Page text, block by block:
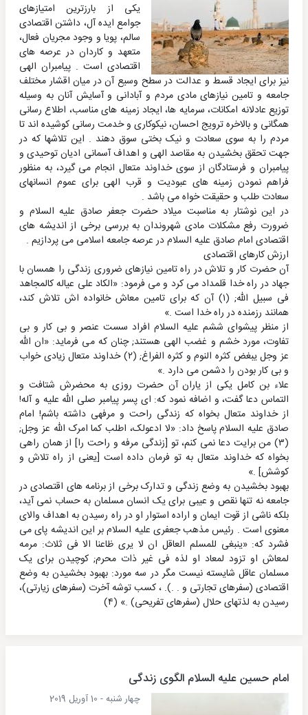
یکی از بارزترین امتیازهای
جوامع ایده آل، داشتن اقتصادی
سالم، پویا و وجود مجریان فعال،
متعهد و کاردان در عرصه های
اقتصادی است . پیامبران الهی
نیز برای ایجاد قسط و عدالت در سطح وسیع آن در میان اقشار مختلف
جامعه و تامین نیازهای مادی مردم و آبادانی و آسایش آنان به وسیله
توزیع عادلانه امکانات، سرمایه ها، ایجاد زمینه های مناسب، اطلاع رسانی
همگانی و بالاخره ترویج احسان، نیکوکاری و خدمت رسانی کوشیده اند تا
مردم را به سوی سعادت و نیک بختی سوق دهند . این تلاشها که در
جهت تحقق بخشیدن به مقاصد الهی و اهداف آسمانی ادیان توحیدی و
پیامبران و فرستادگان از سوی خداوند متعال انجام می گیرد، به منظور
فراهم نمودن زمینه های عبودیت و قرب الهی برای عموم انسانهای
سعادت طلب و حقیقت خواه می باشد .
در این نوشتار به مناسبت میلاد حضرت جعفر صادق علیه السلام و
ضرورت رفع مشکلات مادی شهروندان به بررسی برخی از اندیشه های
اقتصادی امام صادق علیه السلام در عرصه جامعه اسلامی می پردازیم .
ارزش کارهای اقتصادی
آن حضرت کار و تلاش در راه تامین نیازهای ضروری زندگی را همسان با
جهاد در راه خدا قلمداد می کرد و می فرمود: «الکاد علی عیاله کالمجاهد
فی سبیل الله; (۱) آن که برای تامین معاش خانواده اش تلاش کند،
همانند رزمنده در راه خدا است .»
از منظر پیشوای ششم علیه السلام افراد سست عنصر و بی کار و بی
تفاوت، مورد خشم و غضب الهی هستند; چنان که می فرماید: «ان الله
عز وجل یبغض کثره النوم و کثره الفراغ; (۲) خداوند متعال زیادی خواب
و بی کار بودن را دشمن می دارد .»
علاء بن کامل یکی از یاران آن حضرت روزی به محضرش شتافت و
التماس دعا گفت، و اضافه نمود که: ای پسر پیامبر صلی الله علیه و آله!
از خداوند متعال بخواه که زندگی راحت و مرفهی داشته باشم! امام
صادق علیه السلام پاسخ داد: «لا ادعولک، اطلب کما امرک الله عز وجل;
(۳) من برایت دعا نمی کنم، تو [زندگی مرفه و راحت را] از همان راهی
بخواه که خداوند متعال به تو فرمان داده است [یعنی از راه تلاش و
کوشش] .»
بهبود بخشیدن به وضع زندگی و تدارک برخی از برنامه های اقتصادی در
جامعه نه تنها نقص و عیبی برای یک انسان مسلمان به حساب نمی آید،
بلکه ناشی از قوت ایمان و اراده استوار او در راه رسیدن به اهداف والای
معنوی است . رئیس مذهب جعفری علیه السلام بر این اندیشه پای می
فشرد که: «ینبغی للمسلم العاقل ان لا یری ظاعنا الا فی ثلاث: مرمه
لمعاش او تزود لمعاد او لذه فی غیر ذات محرم; کوچیدن برای یک
مسلمان عاقل شایسته نیست مگر در سه مورد: بهبود بخشیدن به وضع
اقتصادی (سفرهای تجارتی و . .). ، کسب توشه آخرت (سفرهای زیارتی)،
رسیدن به لذتهای حلال (سفرهای تفریحی) .» (۴)
امام حسین علیه السلام الگوی زندگی
چهار شنبه - 10 آوریل 2019